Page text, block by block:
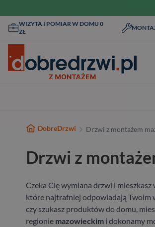
WIZYTA I POMIAR W DOMU 0
ZŁ
Wykończenie
Nowoczesne
Typ
Przesuwne
Do mieszkania
Materiał
Aluminiowe
Przeznaczenie
Wejściowe wewnątrzklatkowe
DobreDrzwi Drzwi z montażem
Drzwi z
Czeka Cię wymiana drzwi i
które najtrafniej odpowiadają Twoim
czy szukasz produktów do domu,
regionie mazowieckim i dokonamy